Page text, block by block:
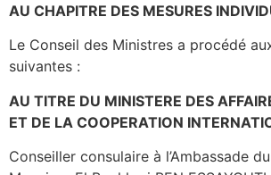
AU CHAPITRE DES MESURES
Le Conseil des Ministres a procédé
suivantes :
AU TITRE DU MINISTERE DES
ET DE LA COOPERATION
Conseiller consulaire à l’Ambassade